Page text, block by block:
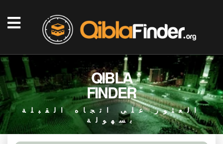
QIBLA
FINDER
العثور على اتجاه القبلة
بسهولة